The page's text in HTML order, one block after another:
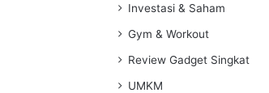
Investasi & Saham
Gym & Workout
Review Gadget Singkat
UMKM